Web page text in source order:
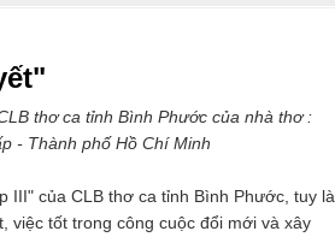
ca tỉnh Bình Phước của nhà thơ :
- Thành phố Hồ Chí Minh
của CLB thơ ca tỉnh Bình Phước, tuy là
việc tốt trong công cuộc đổi mới và xây